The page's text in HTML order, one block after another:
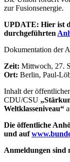
zur Fusionsenergie.
UPDATE: Hier ist
durchgeführten
Dokumentation der
Zeit: Mittwoch, 27.
Ort: Berlin, Paul-
Inhalt der
CDU/CSU
Weltklasseniveau“
Die öffentliche
und auf
Anmeldungen sind